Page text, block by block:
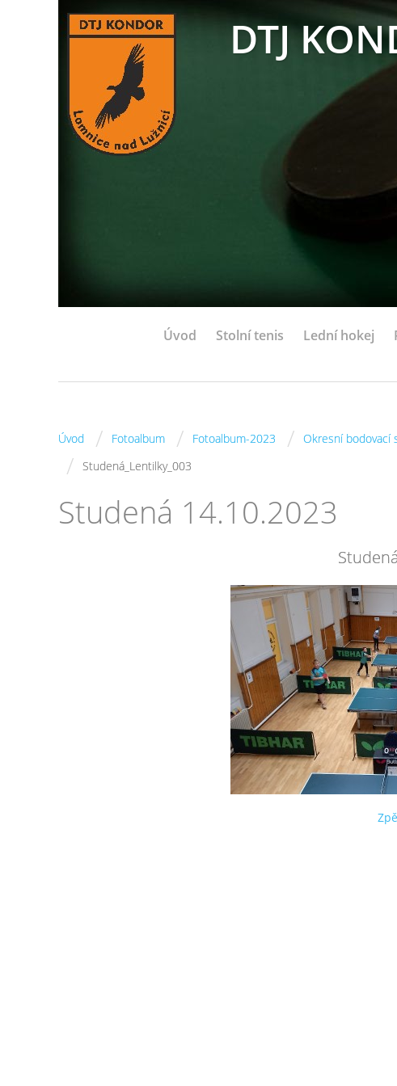
DTJ
Úvod Stolní tenis Lední hokej
Úvod / Fotoalbum / Fotoalbum-2023 / Okresní bodovací
/ Studená_Lentilky_003
Studená 14.10.2023